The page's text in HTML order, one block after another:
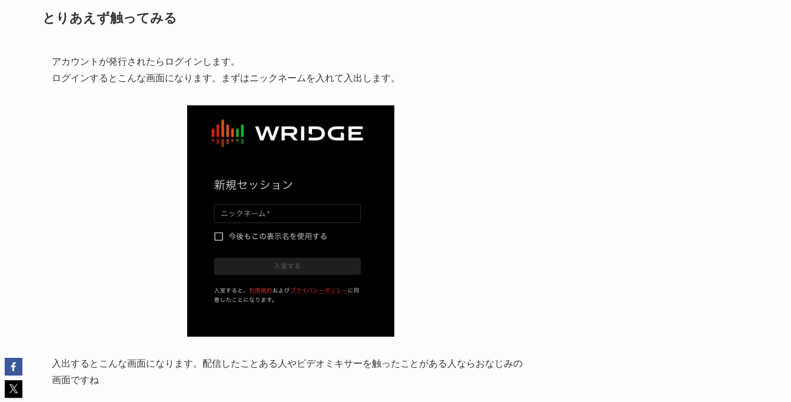
とりあえず触ってみる
アカウントが発行されたらログインします。
ログインするとこんな画面になります。まずはニックネームを入れて入出します。
入出するとこんな画面になります。配信したことある人やビデオミキサーを触ったことがある人ならおなじみの
画面ですね